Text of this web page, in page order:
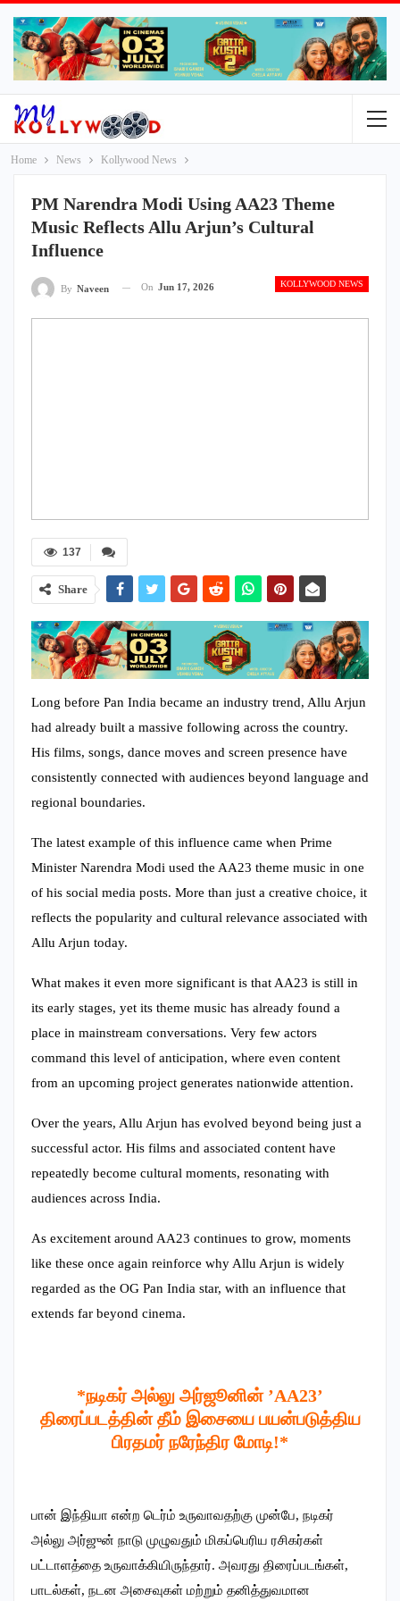
Home News Kollywood News
PM Narendra Modi Using AA23 Theme
Music Reflects Allu Arjun’s Cultural
Influence
KOLLYWOOD NEWS
By Naveen On Jun 17, 2026
137
Share
Long before Pan India became an industry trend, Allu Arjun
had already built a massive following across the country.
His films, songs, dance moves and screen presence have
consistently connected with audiences beyond language and
regional boundaries.
The latest example of this influence came when Prime
Minister Narendra Modi used the AA23 theme music in one
of his social media posts. More than just a creative choice, it
reflects the popularity and cultural relevance associated with
Allu Arjun today.
What makes it even more significant is that AA23 is still in
its early stages, yet its theme music has already found a
place in mainstream conversations. Very few actors
command this level of anticipation, where even content
from an upcoming project generates nationwide attention.
Over the years, Allu Arjun has evolved beyond being just a
successful actor. His films and associated content have
repeatedly become cultural moments, resonating with
audiences across India.
As excitement around AA23 continues to grow, moments
like these once again reinforce why Allu Arjun is widely
regarded as the OG Pan India star, with an influence that
extends far beyond cinema.
*நடிகர் அல்லு அர்ஜூனின் ’AA23’
திரைப்படத்தின் தீம் இசையை பயன்படுத்திய
பிரதமர் நரேந்திர மோடி!*
பான் இந்தியா என்ற டெர்ம் உருவாவதற்கு முன்பே, நடிகர்
அல்லு அர்ஜுன் நாடு முழுவதும் மிகப்பெரிய ரசிகர்கள்
பட்டாளத்தை உருவாக்கியிருந்தார். அவரது திரைப்படங்கள்,
பாடல்கள், நடன அசைவுகள் மற்றும் தனித்துவமான